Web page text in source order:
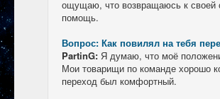
ощущаю, что возвращаюсь к своей
помощь.
Вопрос: Как повилял на тебя
PartinG: Я думаю, что моё
Мои товарищи по команде хорошо
переход был комфортный.